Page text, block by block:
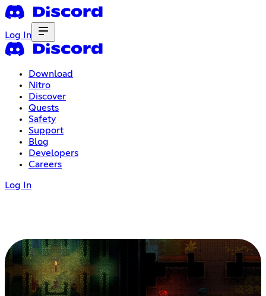
Log In
Download
Nitro
Discover
Quests
Safety
Support
Blog
Developers
Careers
Log In